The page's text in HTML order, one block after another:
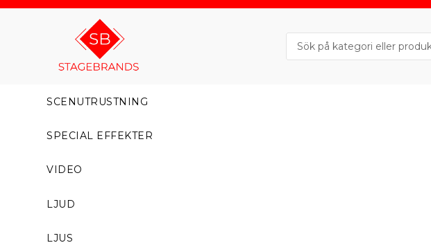
SCENUTRUSTNING
SPECIAL EFFEKTER
VIDEO
LJUD
LJUS